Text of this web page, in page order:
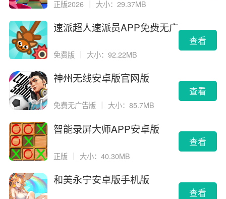
正版2026 ｜ 大小：29.37MB
速派超人速派员APP免费无广
免费版 大小：92.22MB
查看
神州无线安卓版官网版
免费无广告版 大小：85.7MB
查看
智能录屏大师APP安卓版
正版 ｜ 大小：40.30MB
查看
和美永宁安卓版手机版
查看